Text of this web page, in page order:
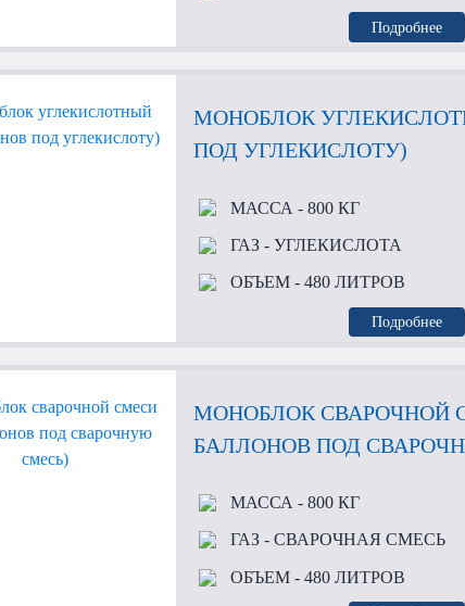
Подробнее
МОНОБЛОК
ПОД УГЛЕКИСЛОТУ)
МАССА - 800 КГ
ГАЗ- УГЛЕКИСЛОТА
ОБЪЕМ- 480 ЛИТРОВ
Подробнее
МОНОБЛОК СВАРОЧНОЙ
БАЛЛОНОВ ПОД
МАССА - 800 КГ
ГАЗ- СВАРОЧНАЯ СМЕСЬ
ОБЪЕМ- 480 ЛИТРОВ